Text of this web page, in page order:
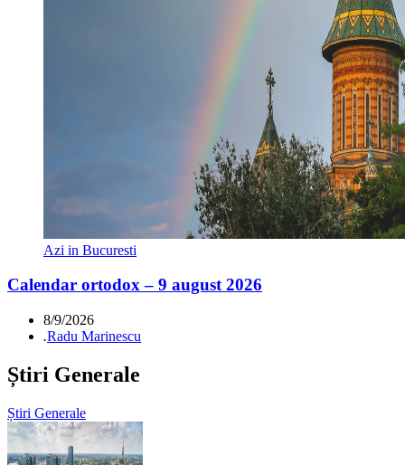
Azi in Bucuresti
Calendar ortodox – 9 august 2026
8/9/2026
.Radu Marinescu
Știri Generale
Știri Generale